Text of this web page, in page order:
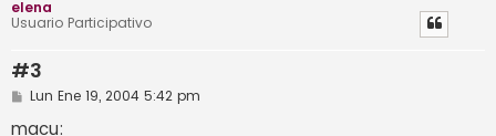
elena
Usuario Participativo
#3
M
n
Lun Ene 19, 2004 5:42 pm
macu: